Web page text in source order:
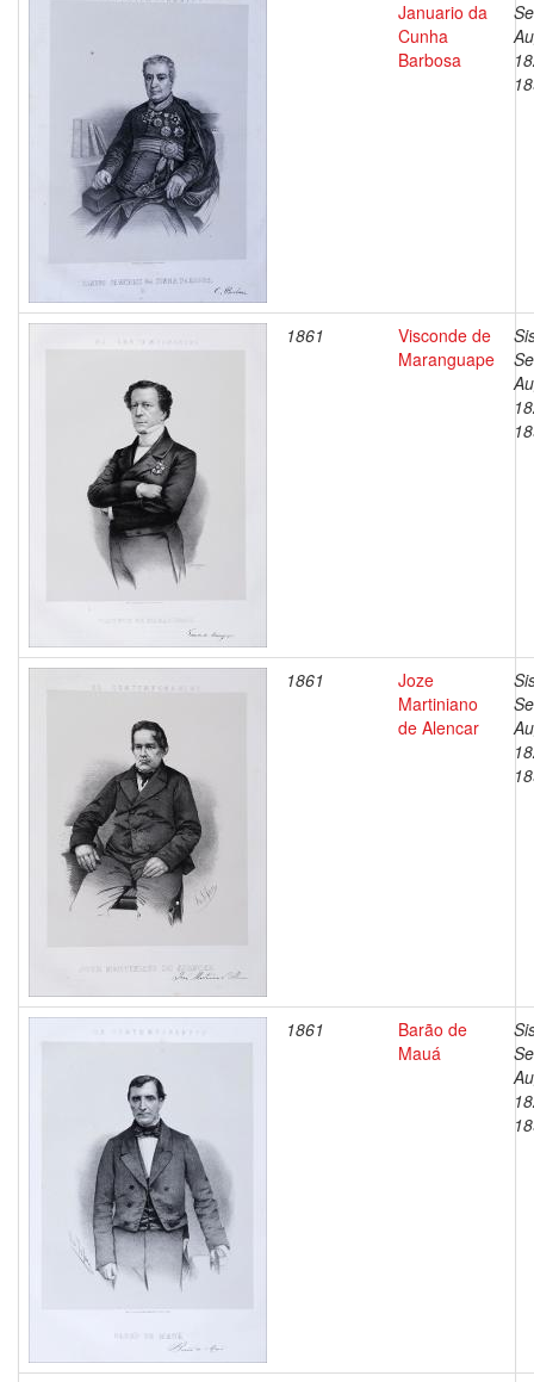
Januario da
Cunha
Barbosa
1861
Visconde de
Maranguape
1861
Joze
Martiniano
de Alencar
1861
Barão de
Mauá